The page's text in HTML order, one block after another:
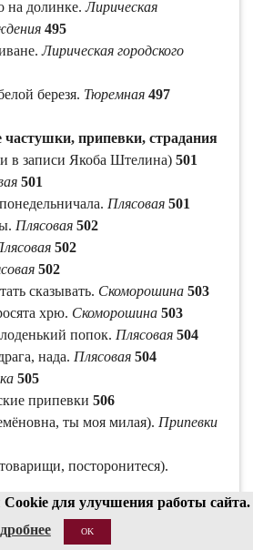
на долинке.Лирическая
495
Лирическая городского
березя. Тюремная 497
припевки, страдания
в записи Якоба Штелина) 501
501
Плясовая 501
Плясовая 502
502
502
сказывать. Скоморошина 503
хрю. Скоморошина 503
попок. Плясовая 504
нада. Плясовая 504
505
припевки 506
ты моя милая). Припевки
посторонитеся).
50811. Цыганочка.Припевки 509
пляшу).
для улучшения работы сайта.
OK